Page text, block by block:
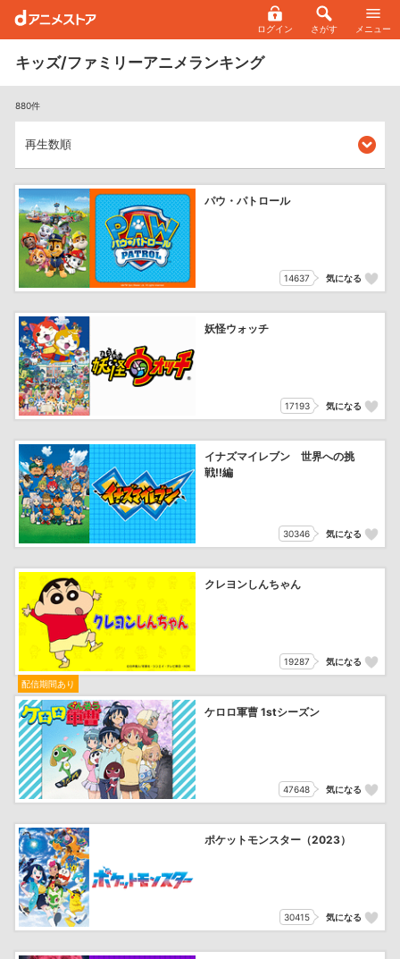
ログイン さがす メニュー
キッズ/ファミリーアニメランキング
880件
パウ・パトロール
14637 気になる
妖怪ウォッチ
17193 気になる
イナズマイレブン 世界への挑
戦!!編
30346 気になる
クレヨンしんちゃん
19287 気になる
配信期間あり
ケロロ軍曹 1stシーズン
47648 気になる
ポケットモンスター（2023）
30415 気になる